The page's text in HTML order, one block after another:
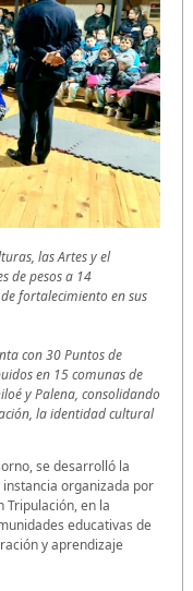
las Artes y el
de pesos a 14
fortalecimiento en sus
con 30 Puntos de
en 15 comunas de
y Palena, consolidando
la identidad cultural
se desarrolló la
organizada por
Tripulación, en la
educativas de
y aprendizaje